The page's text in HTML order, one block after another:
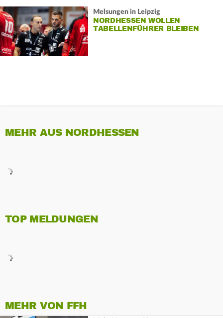
Melsungen in Leipzig
NORDHESSEN WOLLEN
TABELLENFÜHRER BLEIBEN
MEHR AUS NORDHESSEN
TOP MELDUNGEN
MEHR VON FFH